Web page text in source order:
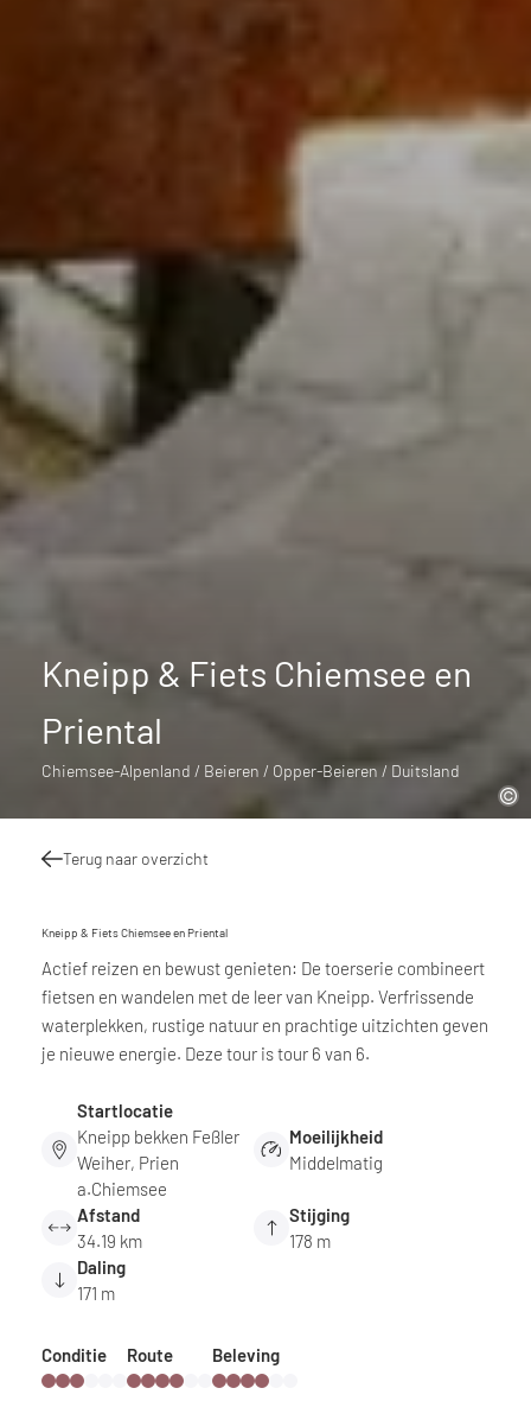
Kneipp & Fiets Chiemsee en
Priental
Chiemsee-Alpenland / Beieren / Opper-Beieren / Duitsland
Terug naar overzicht
Kneipp & Fiets Chiemsee en Priental
Actief reizen en bewust genieten: De toerserie combineert
fietsen en wandelen met de leer van Kneipp. Verfrissende
waterplekken, rustige natuur en prachtige uitzichten geven
je nieuwe energie. Deze tour is tour 6 van 6.
Startlocatie
Kneipp bekken Feßler
Weiher, Prien
a.Chiemsee
Moeilijkheid
Middelmatig
Afstand
34.19 km
Stijging
178 m
Daling
171 m
Conditie Route Beleving